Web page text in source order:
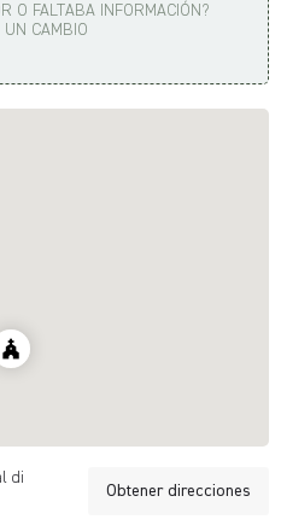
O FALTABA INFORMACIÓN?
UN CAMBIO
di
Obtener direcciones